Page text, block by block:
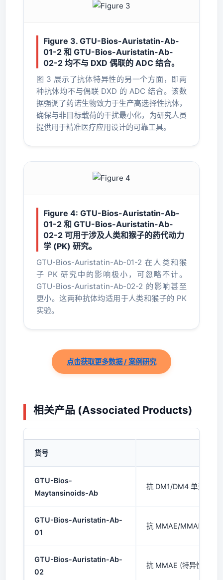
Figure 3. GTU-Bios-Auristatin-Ab-
01-2 和 GTU-Bios-Auristatin-Ab-
02-2 均不与 DXD 偶联的 ADC 结合。
图 3 展示了抗体特异性的另一个方面，即两
种抗体均不与偶联 DXD 的 ADC 结合。该数
据强调了药诺生物致力于生产高选择性抗体，
确保与非目标载荷的干扰最小化，为研究人员
提供用于精准医疗应用设计的可靠工具。
Figure 4: GTU-Bios-Auristatin-Ab-
01-2 和 GTU-Bios-Auristatin-Ab-
02-2 可用于涉及人类和猴子的药代动力
学 (PK) 研究。
GTU-Bios-Auristatin-Ab-01-2 在人类和猴
子 PK 研究中的影响极小，可忽略不计。
GTU-Bios-Auristatin-Ab-02-2 的影响甚至
更小。这两种抗体均适用于人类和猴子的 PK
实验。
点击获取更多数据 / 案例研究
相关产品 (Associated Products)
货号
GTU-Bios-
Maytansinoids-Ab
抗 DM1/DM4 单克隆抗
GTU-Bios-Auristatin-Ab-
01
抗 MMAE/MMAF 单克
GTU-Bios-Auristatin-Ab-
02
抗 MMAE (特异性) 单